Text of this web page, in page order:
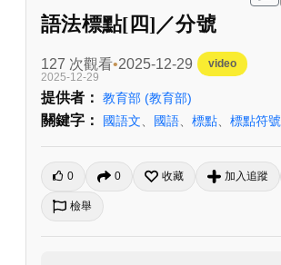
語法標點[四]／分號
127 次觀看 2025-12-29
video
2025-12-29
提供者： 教育部 (教育部)
關鍵字： 國語文 國語 標點 標點符號
0 0 收藏 加入追蹤
檢舉